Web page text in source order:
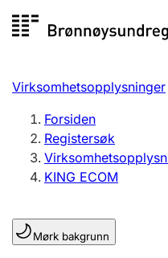
Registersøk
Aksjeselskap
Enkeltpersonforetak
Registrere, endre, slette
Lag og forening
Virksomhetsopplysninger
Forsiden
Registersøk
KING ECOM
Mørk bakgrunn